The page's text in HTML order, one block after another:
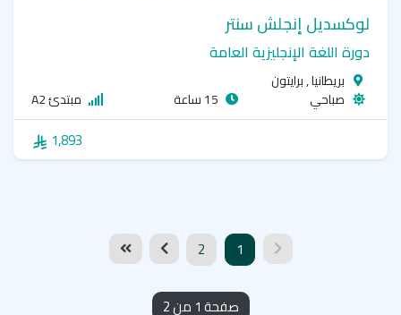
لوكسديل إنجلش سنتر
دورة اللغة الإنجليزية العامة
بريطانيا , برايتون
صباحي
مبتدئ A2
1,893
صفحة 1 من 2
1
2